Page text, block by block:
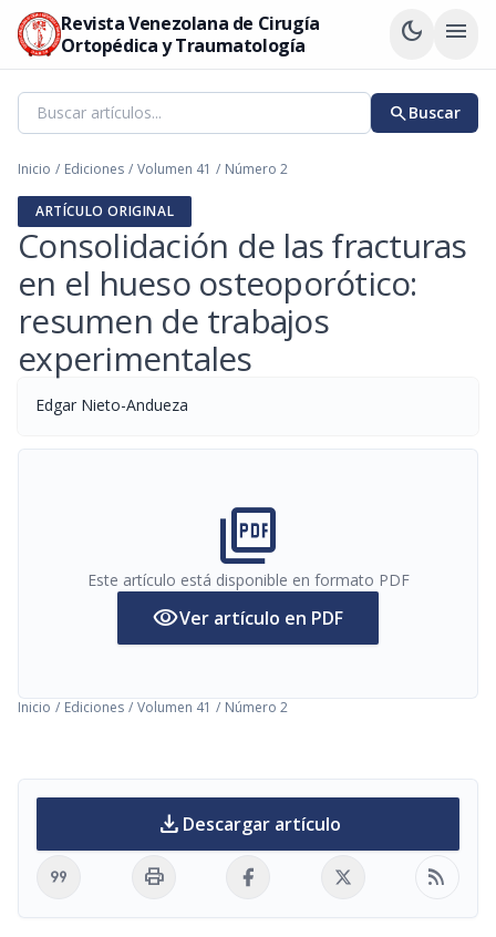
Revista Venezolana de Cirugía
Ortopédica y Traumatología
dark_mode menu
searchBuscar
Inicio / Ediciones / Volumen 41 / Número 2
ARTÍCULO ORIGINAL
Consolidación de las fracturas
en el hueso osteoporótico:
resumen de trabajos
experimentales
Edgar Nieto-Andueza
picture_as_pdf
Este artículo está disponible en formato PDF
visibilityVer artículo en PDF
Inicio / Ediciones / Volumen 41 / Número 2
download Descargar artículo
format_quote print rss_feed